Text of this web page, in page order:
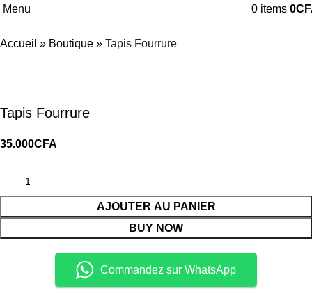
Menu 0 items 0
Accueil » Boutique » Tapis Fourrure
Tapis Fourrure
35.000CFA
AJOUTER AU PANIER
BUY NOW
Commandez sur WhatsApp